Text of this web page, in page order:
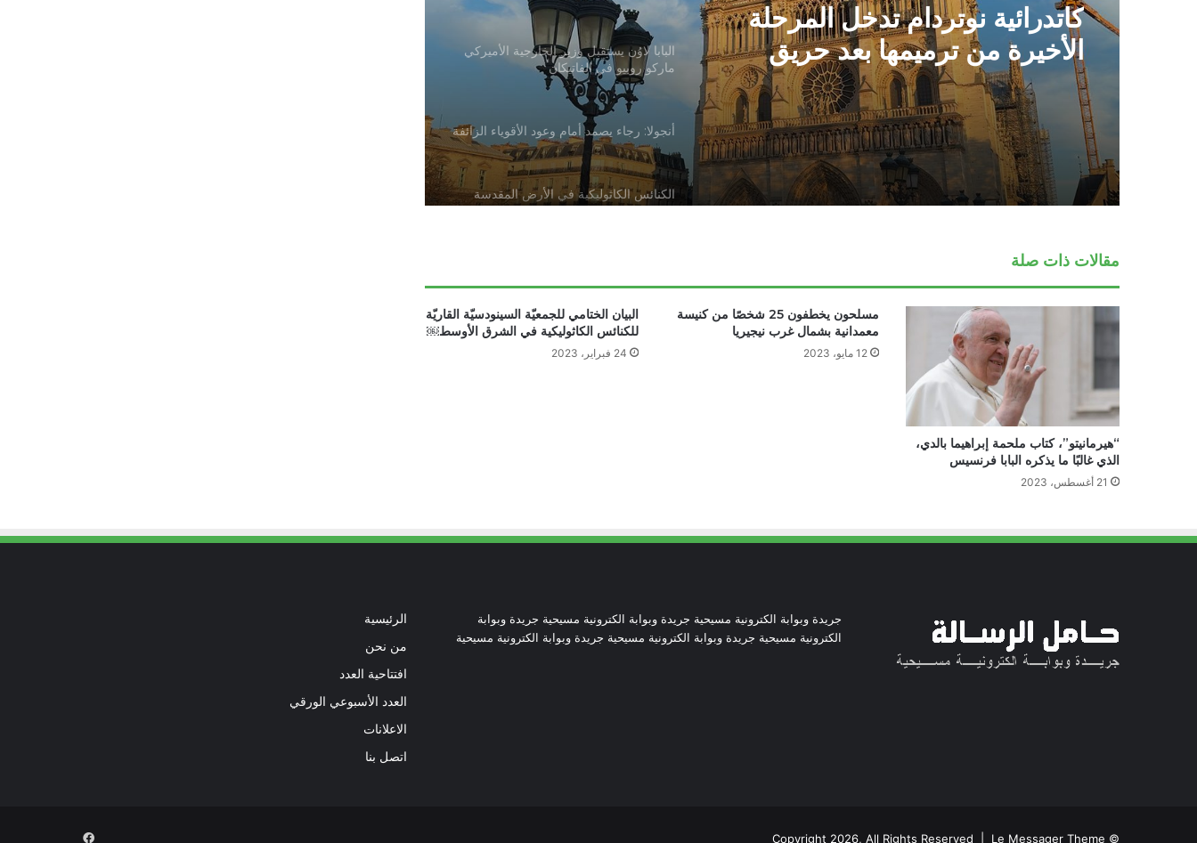
كاتدرائية نوتردام تدخل المرحلة
الأخيرة من ترميمها بعد حريق
2019
البابا لاوُن يستقبل وزير الخارجية الأميركي
ماركو روبيو في الفاتيكان
أنجولا: رجاء يصمد أمام وعود الأقوياء الزائفة
الكنائس الكاثوليكية في الأرض المقدسة
تدين تدنيس تمثال المسيح المصلوب
الصراع في الشرق الأوسط
الكاردينال بيتسابالا: الكنيسة لن تتخلى أبدًا
الأرض المقدسة وساعدوا في تعزيز الحوار
يحتفلان بختام عام يوبيل “حجاج الرجاء”
مقالات ذات صلة
“هيرمانيتو”، كتاب ملحمة إبراهيما بالدي،
الذي غالبًا ما يذكره البابا فرنسيس
21 أغسطس، 2023
مسلحون يخطفون 25 شخصًا من كنيسة
معمدانية بشمال غرب نيجيريا
12 مايو، 2023
البيان الختامي للجمعيّة السينودسيّة القاريّة
للكنائس الكاثوليكية في الشرق الأوسط￼
24 فبراير، 2023
جريدة وبوابة الكترونية مسيحية جريدة وبوابة الكترونية مسيحية جريدة وبوابة
الكترونية مسيحية جريدة وبوابة الكترونية مسيحية جريدة وبوابة الكترونية مسيحية
الرئيسية
من نحن
افتتاحية العدد
العدد الأسبوعي الورقي
الاعلانات
اتصل بنا
© Copyright 2026, All Rights Reserved | Le Messager Theme فيسبوك